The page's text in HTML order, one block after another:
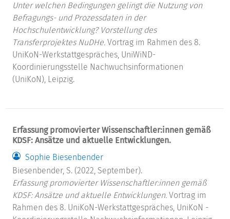
Unter welchen Bedingungen gelingt die Nutzung von
Befragungs- und Prozessdaten in der
Hochschulentwicklung? Vorstellung des
Transferprojektes NuDHe. Vortrag im Rahmen des 8.
UniKoN-Werkstattgespräches, UniWiND-
Koordinierungsstelle Nachwuchsinformationen
(UniKoN), Leipzig.
Erfassung promovierter Wissenschaftler:innen gemäß
KDSF: Ansätze und aktuelle Entwicklungen.
Sophie Biesenbender
Biesenbender, S. (2022, September).
Erfassung promovierter Wissenschaftler:innen gemäß
KDSF: Ansätze und aktuelle Entwicklungen. Vortrag im
Rahmen des 8. UniKoN-Werkstattgespräches, UniKoN -